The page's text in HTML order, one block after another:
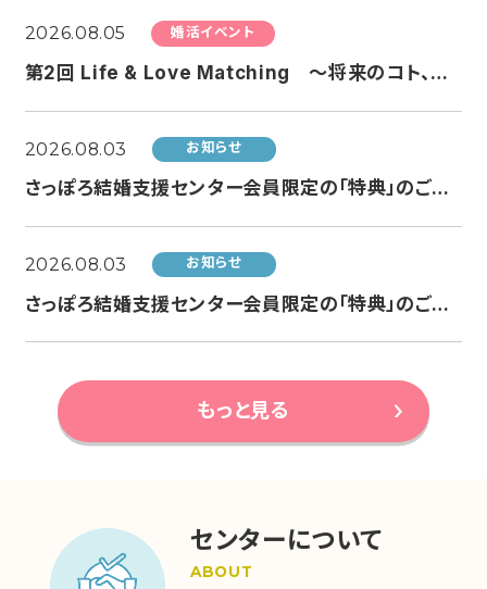
2026.08.05 婚活イベント
第2回 Life & Love Matching ～将来のコト、ちょっと話してみる？婚活～
2026.08.03 お知らせ
さっぽろ結婚支援センター会員限定の「特典」のご案内（AUNO by JOHNSON HOMES様より）
2026.08.03 お知らせ
さっぽろ結婚支援センター会員限定の「特典」のご案内（結婚相談所 Hiroka様より）
もっと見る
センターについて
ABOUT